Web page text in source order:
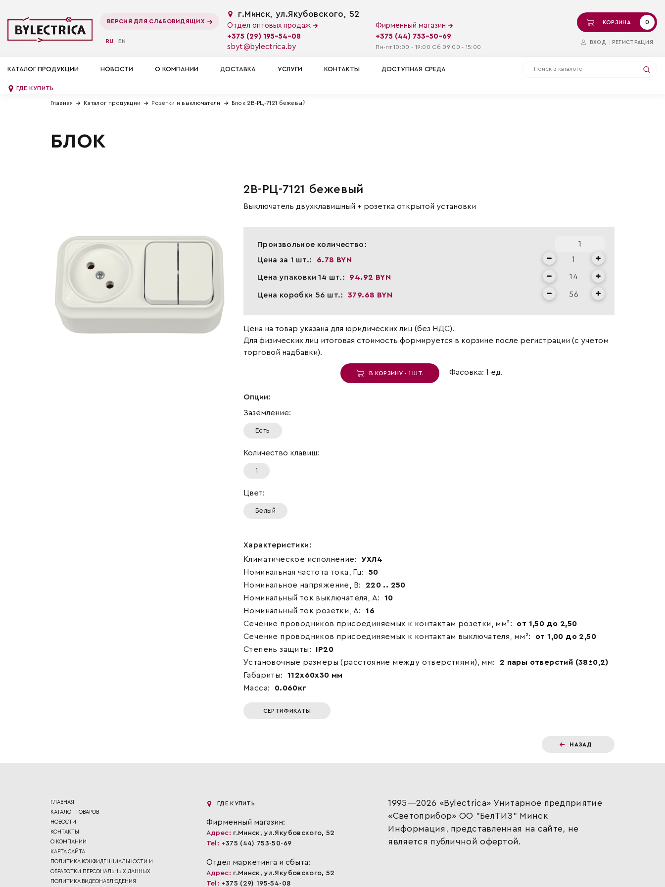
ВЕРСИЯ ДЛЯ СЛАБОВИДЯЩИХ
RU EN
г.Минск, ул.Якубовского, 52
Отдел оптовых продаж
+375 (29) 195-54-08
sbyt@bylectrica.by
Фирменный магазин
+375 (44) 753-50-69
Пн-пт 10:00 - 19:00 Сб 09:00 - 15:00
КОРЗИНА 0
ВХОД РЕГИСТРАЦИЯ
КАТАЛОГ ПРОДУКЦИИ НОВОСТИ О КОМПАНИИ ДОСТАВКА УСЛУГИ КОНТАКТЫ ДОСТУПНАЯ СРЕДА
ГДЕ КУПИТЬ
Главная Каталог продукции Розетки и выключатели Блок 2В-РЦ-7121 бежевый
БЛОК
2В-РЦ-7121 бежевый
Выключатель двухклавишный + розетка открытой установки
Произвольное количество:
Цена за 1 шт.:
6.78 BYN
Цена упаковки 14 шт.: 94.92 BYN
Цена коробки 56 шт.: 379.68 BYN
Цена на товар указана для юридических лиц (без НДС).
Для физических лиц итоговая стоимость формируется в корзине после регистрации (с учетом
торговой надбавки).
В КОРЗИНУ - 1 ШТ. Фасовка: 1 ед.
Опции:
Заземление:
Есть
Количество клавиш:
1
Цвет:
Белый
Характеристики:
Климатическое исполнение:
УХЛ4
Номинальная частота тока, Гц:
50
Номинальное напряжение, В:
220 .. 250
Номинальный ток выключателя, А:
10
Номинальный ток розетки, А:
16
Сечение проводников присоединяемых к контактам розетки, мм²:
от 1,50 до 2,50
Сечение проводников присоединяемых к контактам выключателя, мм²:
от 1,00 до 2,50
Степень защиты:
IP20
Установочные размеры (расстояние между отверстиями), мм:
2 пары отверстий (38±0,2)
Габариты:
112x60x30 мм
Масса:
0.060кг
СЕРТИФИКАТЫ
НАЗАД
ГЛАВНАЯ
КАТАЛОГ ТОВАРОВ
НОВОСТИ
КОНТАКТЫ
О КОМПАНИИ
КАРТА САЙТА
ПОЛИТИКА КОНФИДЕНЦИАЛЬНОСТИ И
ОБРАБОТКИ ПЕРСОНАЛЬНЫХ ДАННЫХ
ПОЛИТИКА ВИДЕОНАБЛЮДЕНИЯ
ГДЕ КУПИТЬ
Фирменный магазин:
Адрес: г.Минск, ул.Якубовского, 52
Tel: +375 (44) 753-50-69
Отдел маркетинга и сбыта:
Адрес: г.Минск, ул.Якубовского, 52
Tel: +375 (29) 195-54-08
1995—2026 «Bylectrica» Унитарное предприятие
«Светоприбор» ОО "БелТИЗ" Минск
Информация, представленная на сайте, не
является публичной офертой.